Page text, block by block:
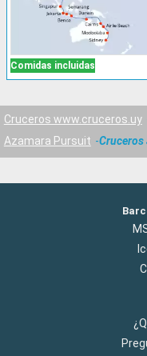
Comidas incluidas
Cruceros www.cruceros.uy
Azamara Pursuit
Cruceros